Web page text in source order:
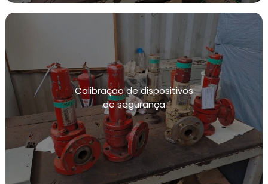
Calibração de dispositivos
de segurança